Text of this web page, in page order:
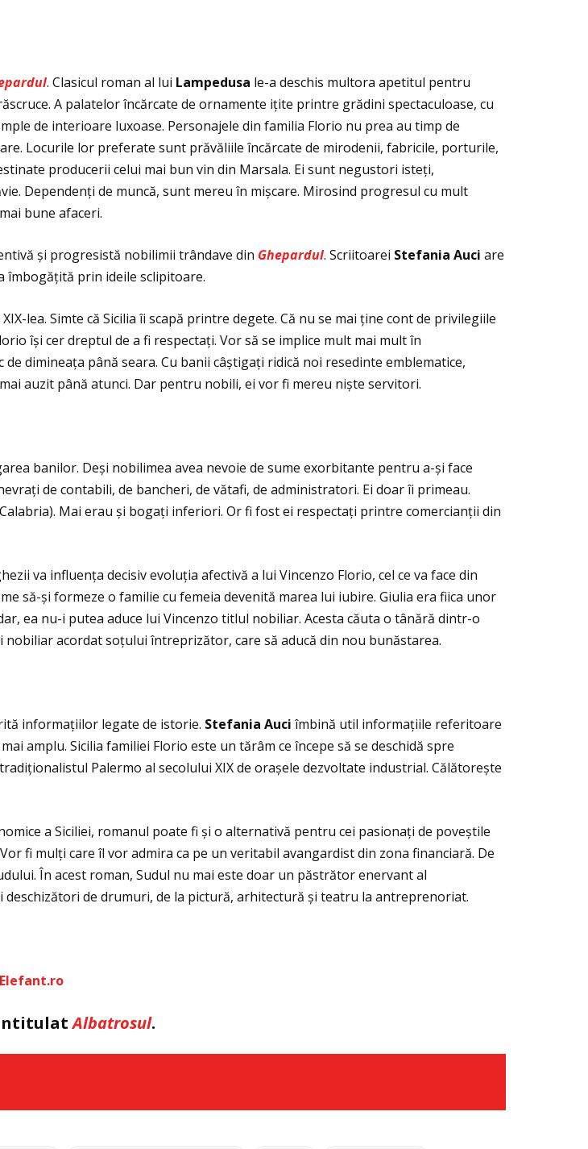
. Clasicul roman al lui Lampedusa le-a deschis multora apetitul pentru
A palatelor încărcate de ornamente iţite printre grădini spectaculoase, cu
de interioare luxoase. Personajele din familia Florio nu prea au timp de
Locurile lor preferate sunt prăvăliile încărcate de mirodenii, fabricile, porturile,
producerii celui mai bun vin din Marsala. Ei sunt negustori isteţi,
Dependenţi de muncă, sunt mereu în mișcare. Mirosind progresul cu mult
bune afaceri.
și progresistă nobilimii trândave din Ghepardul. Scriitoarei Stefania Auci are
îmbogăţită prin ideile sclipitoare.
lea. Simte că Sicilia îi scapă printre degete. Că nu se mai ţine cont de privilegiile
își cer dreptul de a fi respectaţi. Vor să se implice mult mai mult în
dimineaţa până seara. Cu banii câștigaţi ridică noi resedinte emblematice,
auzit până atunci. Dar pentru nobili, ei vor fi mereu niște servitori.
banilor. Deși nobilimea avea nevoie de sume exorbitante pentru a-și face
de contabili, de bancheri, de vătafi, de administratori. Ei doar îi primeau.
Mai erau și bogaţi inferiori. Or fi fost ei respectaţi printre comercianţii din
va influenţa decisiv evoluţia afectivă a lui Vincenzo Florio, cel ce va face din
să-și formeze o familie cu femeia devenită marea lui iubire. Giulia era fiica unor
ea nu-i putea aduce lui Vincenzo titlul nobiliar. Acesta căuta o tânără dintr-o
acordat soţului întreprizător, care să aducă din nou bunăstarea.
informaţiilor legate de istorie. Stefania Auci îmbină util informaţiile referitoare
amplu. Sicilia familiei Florio este un tărâm ce începe să se deschidă spre
Palermo al secolului XIX de orașele dezvoltate industrial. Călătorește
a Siciliei, romanul poate fi și o alternativă pentru cei pasionaţi de poveștile
fi mulţi care îl vor admira ca pe un veritabil avangardist din zona financiară. De
În acest roman, Sudul nu mai este doar un păstrător enervant al
deschizători de drumuri, de la pictură, arhitectură și teatru la antreprenoriat.
Elefant.ro
intitulatAlbatrosul.